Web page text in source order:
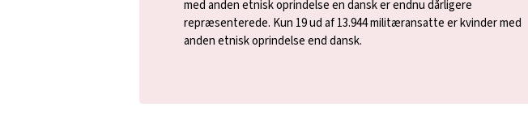
med anden etnisk oprindelse en dansk er endnu dårligere
repræsenterede. Kun 19 ud af 13.944 militæransatte er kvinder med
anden etnisk oprindelse end dansk.